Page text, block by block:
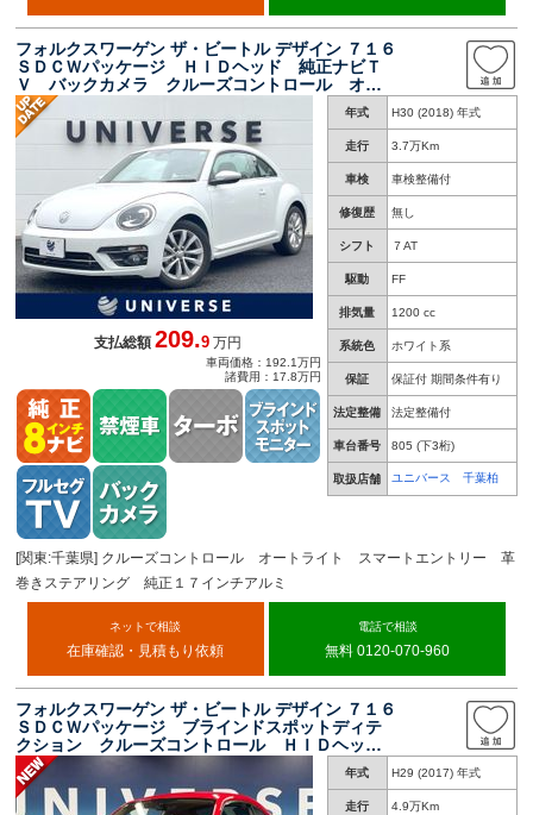
フォルクスワーゲン ザ・ビートル デザイン ７１６
ＳＤＣＷパッケージ ＨＩＤヘッド 純正ナビＴ
Ｖ バックカメラ クルーズコントロール オー
トライト スマートエントリー 革巻きステアリ
ング 純正１７インチアルミ ＥＴＣ 禁煙車
年式 H30 (2018) 年式
走行 3.7万Km
車検 車検整備付
修復歴 無し
シフト ７AT
駆動 FF
排気量 1200 cc
系統色 ホワイト系
保証 保証付 期間条件有り
法定整備 法定整備付
車台番号 805 (下3桁)
取扱店舗 ユニバース 千葉柏
支払総額209.9 万円
車両価格：192.1万円
諸費用：17.8万円
[関東:千葉県] クルーズコントロール オートライト スマートエントリー 革
巻きステアリング 純正１７インチアルミ
ネットで相談
在庫確認・見積もり依頼
電話で相談
無料 0120-070-960
フォルクスワーゲン ザ・ビートル デザイン ７１６
ＳＤＣＷパッケージ ブラインドスポットディテ
クション クルーズコントロール ＨＩＤヘッド
ランプ リアビューカメラ ベージュ千鳥格子柄
シート 純正１６インチアルミ Ｂｌｕｅｔｏｏ
ｔｈ ＥＴＣ
年式 H29 (2017) 年式
走行 4.9万Km